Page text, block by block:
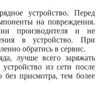
устройство. Перед
на повреждения.
производителя и не
в устройство. При
обратись в сервис.
лучше всего заряжать
из сети после
без присмотра, тем более